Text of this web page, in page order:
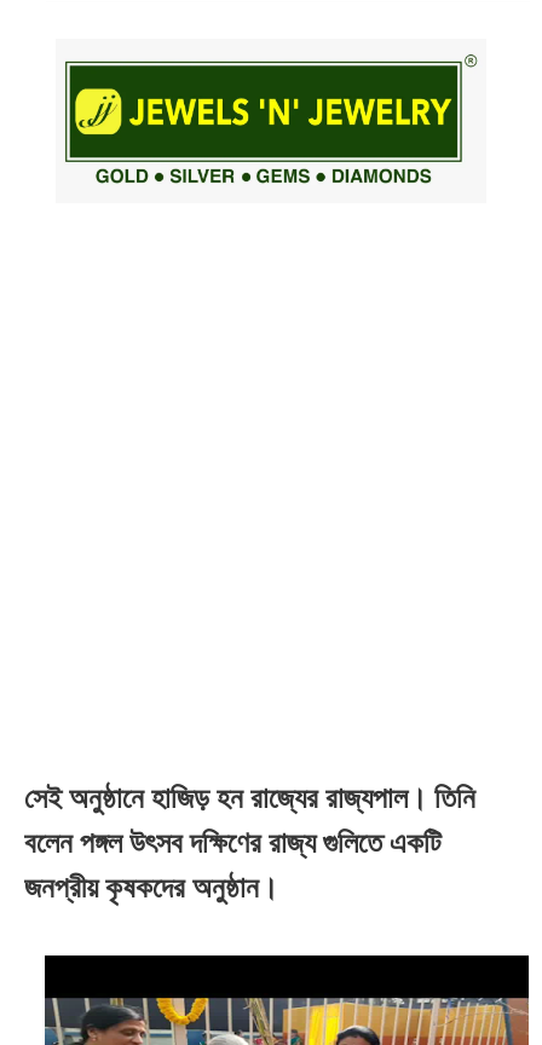
সেই অনুষ্ঠানে হাজিড় হন রাজ্যের রাজ্যপাল। তিনি
বলেন পঙ্গল উৎসব দক্ষিণের রাজ্য গুলিতে একটি
জনপ্রীয় কৃষকদের অনুষ্ঠান।